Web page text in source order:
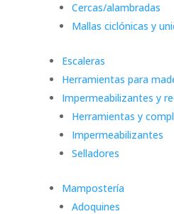
Cercas/alambradas
Mallas ciclónicas y
Escaleras
Herramientas para
Impermeabilizantes y
Herramientas y
Impermeabilizantes
Selladores
Mampostería
Adoquines